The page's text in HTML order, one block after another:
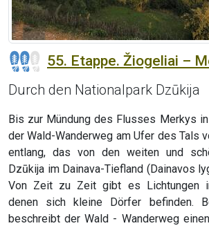
55. Etappe. Žiogeliai –
Durch den Nationalpark Dzūkija
Bis zur Mündung des Flusses Merkys
der Wald-Wanderweg am Ufer des Tals
entlang, das von den weiten und
Dzūkija im Dainava-Tiefland (Dainavos
Von Zeit zu Zeit gibt es Lichtungen
denen sich kleine Dörfer befinden.
beschreibt der Wald - Wanderweg